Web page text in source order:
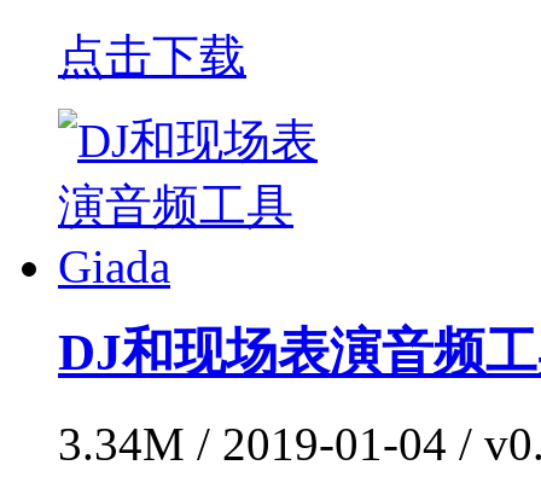
点击下载
DJ和现场表演音频
3.34M / 2019-01-04 /